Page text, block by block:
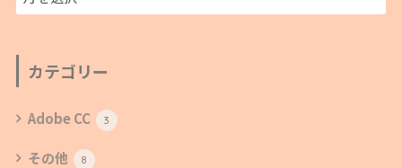
カテゴリー
Adobe CC 3
その他 8